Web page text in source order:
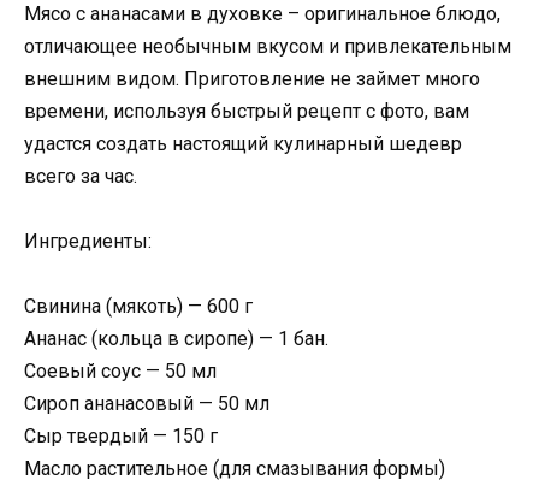
Мясо с ананасами в духовке – оригинальное блюдо,
отличающее необычным вкусом и привлекательным
внешним видом. Приготовление не займет много
времени, используя быстрый рецепт с фото, вам
удастся создать настоящий кулинарный шедевр
всего за час.
Ингредиенты:
Свинина (мякоть) — 600 г
Ананас (кольца в сиропе) — 1 бан.
Соевый соус — 50 мл
Сироп ананасовый — 50 мл
Сыр твердый — 150 г
Масло растительное (для смазывания формы)